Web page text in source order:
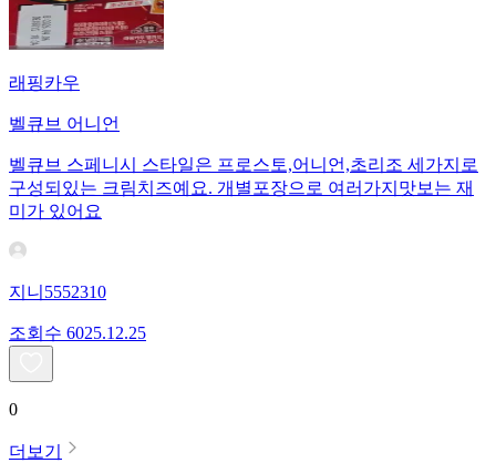
래핑카우
벨큐브 어니언
벨큐브 스페니시 스타일은 프로스토,어니언,초리조 세가지로
구성되있는 크림치즈예요. 개별포장으로 여러가지맛보는 재
미가 있어요
지니5552310
조회수 6025.12.25
0
더보기